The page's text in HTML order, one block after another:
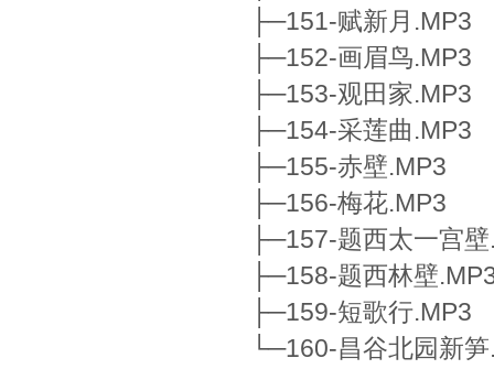
├─151-赋新月.MP3
├─152-画眉鸟.MP3
├─153-观田家.MP3
├─154-采莲曲.MP3
├─155-赤壁.MP3
├─156-梅花.MP3
├─157-题西太一宫
├─158-题西林壁
├─159-短歌行.MP3
└─160-昌谷北园新